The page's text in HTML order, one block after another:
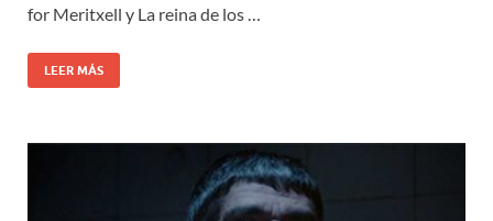
for Meritxell y La reina de los …
LEER MÁS